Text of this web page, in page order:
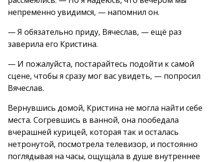
непременно увидимся, — напомнил он.
— Я обязательно приду, Вячеслав, — ещё раз
заверила его Кристина.
— И пожалуйста, постарайтесь подойти к самой
сцене, чтобы я сразу мог вас увидеть, — попросил
Вячеслав.
Вернувшись домой, Кристина не могла найти себе
места. Согревшись в ванной, она пообедала
вчерашней курицей, которая так и осталась
нетронутой, посмотрела телевизор, и постоянно
поглядывая на часы, ощущала в душе внутреннее